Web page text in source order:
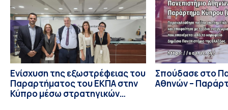
επίσης το Εθνικό Μετσόβιο Πολυτεχνείο, το Αριστοτέλειο
Πανεπιστήμιο […]
Ενίσχυση της εξωστρέφειας του
Παραρτήματος του ΕΚΠΑ στην
Κύπρο μέσω στρατηγικών
Σπούδασε στο
Αθηνών –